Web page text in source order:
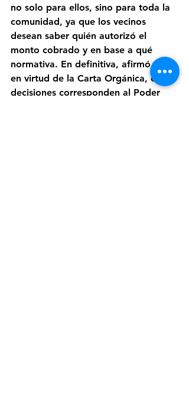
no solo para ellos, sino para toda la
comunidad, ya que los vecinos
desean saber quién autorizó el
monto cobrado y en base a qué
normativa. En definitiva, afirmó que,
en virtud de la Carta Orgánica, estas
decisiones corresponden al Poder